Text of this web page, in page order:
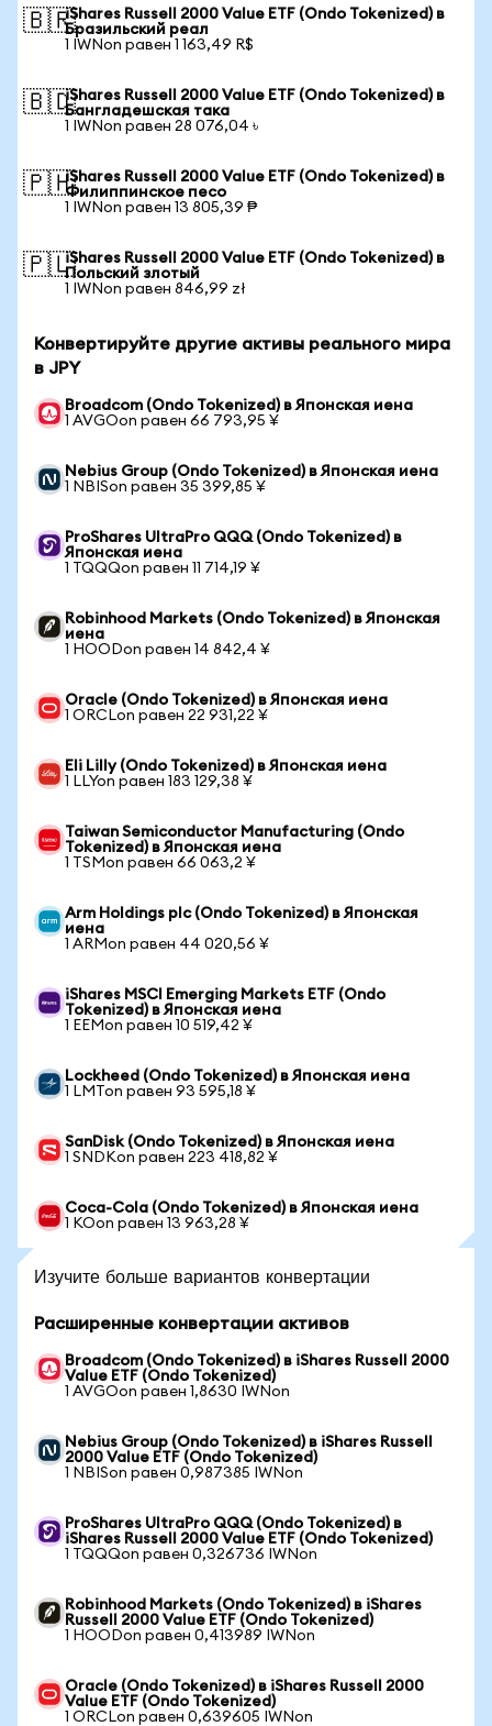
🇧🇷iShares Russell 2000 Value ETF (Ondo Tokenized) в
Бразильский реал
1 IWNon равен 1 163,49 R$
🇧🇩iShares Russell 2000 Value ETF (Ondo Tokenized) в
Бангладешская така
1 IWNon равен 28 076,04 ৳
🇵🇭iShares Russell 2000 Value ETF (Ondo Tokenized) в
Филиппинское песо
1 IWNon равен 13 805,39 ₱
🇵🇱iShares Russell 2000 Value ETF (Ondo Tokenized) в
Польский злотый
1 IWNon равен 846,99 zł
Конвертируйте другие активы реального мира
в JPY
Broadcom (Ondo Tokenized) в Японская иена
1 AVGOon равен 66 793,95 ¥
Nebius Group (Ondo Tokenized) в Японская иена
1 NBISon равен 35 399,85 ¥
ProShares UltraPro QQQ (Ondo Tokenized) в
Японская иена
1 TQQQon равен 11 714,19 ¥
Robinhood Markets (Ondo Tokenized) в Японская
иена
1 HOODon равен 14 842,4 ¥
Oracle (Ondo Tokenized) в Японская иена
1 ORCLon равен 22 931,22 ¥
Eli Lilly (Ondo Tokenized) в Японская иена
1 LLYon равен 183 129,38 ¥
Taiwan Semiconductor Manufacturing (Ondo
Tokenized) в Японская иена
1 TSMon равен 66 063,2 ¥
Arm Holdings plc (Ondo Tokenized) в Японская
иена
1 ARMon равен 44 020,56 ¥
iShares MSCI Emerging Markets ETF (Ondo
Tokenized) в Японская иена
1 EEMon равен 10 519,42 ¥
Lockheed (Ondo Tokenized) в Японская иена
1 LMTon равен 93 595,18 ¥
SanDisk (Ondo Tokenized) в Японская иена
1 SNDKon равен 223 418,82 ¥
Coca-Cola (Ondo Tokenized) в Японская иена
1 KOon равен 13 963,28 ¥
Изучите больше вариантов конвертации
Расширенные конвертации активов
Broadcom (Ondo Tokenized) в iShares Russell 2000
Value ETF (Ondo Tokenized)
1 AVGOon равен 1,8630 IWNon
Nebius Group (Ondo Tokenized) в iShares Russell
2000 Value ETF (Ondo Tokenized)
1 NBISon равен 0,987385 IWNon
ProShares UltraPro QQQ (Ondo Tokenized) в
iShares Russell 2000 Value ETF (Ondo Tokenized)
1 TQQQon равен 0,326736 IWNon
Robinhood Markets (Ondo Tokenized) в iShares
Russell 2000 Value ETF (Ondo Tokenized)
1 HOODon равен 0,413989 IWNon
Oracle (Ondo Tokenized) в iShares Russell 2000
Value ETF (Ondo Tokenized)
1 ORCLon равен 0,639605 IWNon